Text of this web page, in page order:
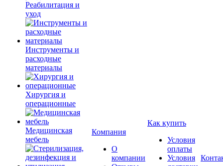
Реабилитация и
уход
Инструменты и
расходные
материалы
Хирургия и
операционные
Медицинская
мебель
Компания
О
компании
Как купить
Условия
оплаты
Условия